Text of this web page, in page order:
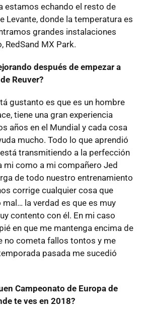
estamos echando el resto de
Levante, donde la temperatura es
grandes instalaciones
RedSand MX Park.
después de empezar a
Reuver?
gustanto es que es un hombre
tiene una gran experiencia
años en el Mundial y cada cosa
mucho. Todo lo que aprendió
transmitiendo a la perfección
mi como a mi compañero Jed
de todo nuestro entrenamiento
corrige cualquier cosa que
la verdad es que es muy
contento con él. En mi caso
en que me mantenga encima de
no cometa fallos tontos y me
pasada me sucedió
Campeonato de Europa de
te ves en 2018?